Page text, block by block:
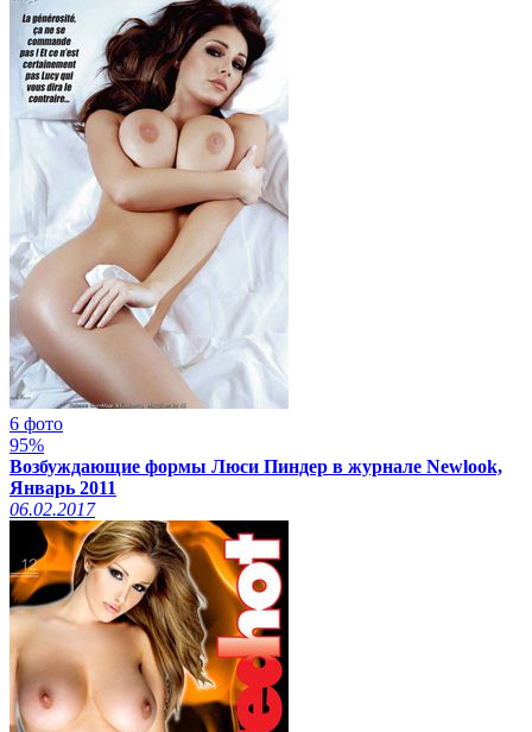
6 фото
95%
Возбуждающие формы Люси Пиндер в журнале Newlook,
Январь 2011
06.02.2017